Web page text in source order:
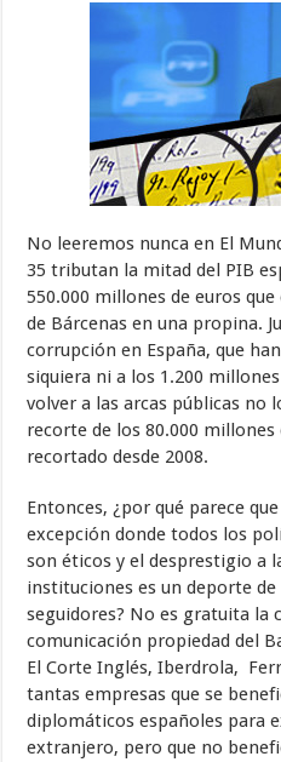
No leeremos nunca en El
35 tributan la mitad del PIB
550.000 millones de euros
de Bárcenas en una propina.
corrupción en España, que
siquiera ni a los 1.200
volver a las arcas públicas no
recorte de los 80.000 millones
recortado desde 2008.
Entonces, ¿por qué parece
excepción donde todos los
son éticos y el desprestigio a
instituciones es un deporte de
seguidores? No es gratuita la
comunicación propiedad del
El Corte Inglés, Iberdrola,
tantas empresas que se
diplomáticos españoles para
extranjero, pero que no